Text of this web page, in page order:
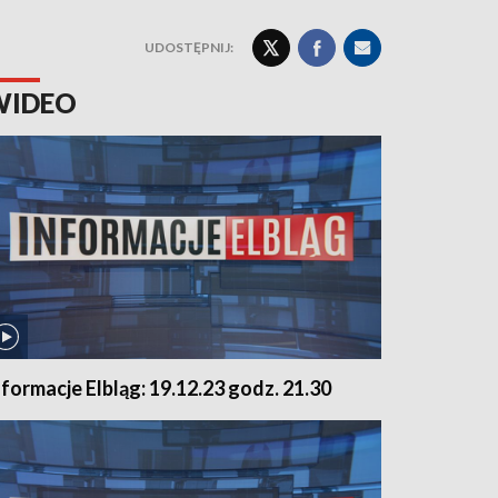
UDOSTĘPNIJ:
Elbląg: 19.12.23 godz. 21.30